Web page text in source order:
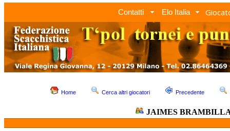
Contatti Elo Italia
Home Cerca altri giocatori Precedente
JAIMES